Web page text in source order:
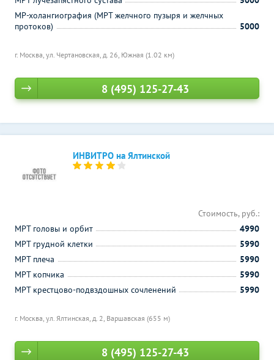
г. Москва, ул. Чертановская, д. 26, Южная (1.02 км)
МР-холангиография (МРТ желчного пузыря и желчных
протоков)
5000
8 (495) 125-27-43
ИНВИТРО на Ялтинской
г. Москва, ул. Ялтинская, д. 2, Варшавская (655 м)
Стоимость, руб.:
МРТ головы и орбит
4990
МРТ грудной клетки
5990
МРТ плеча
5990
МРТ копчика
5990
МРТ крестцово-подвздошных сочленений
5990
8 (495) 125-27-43